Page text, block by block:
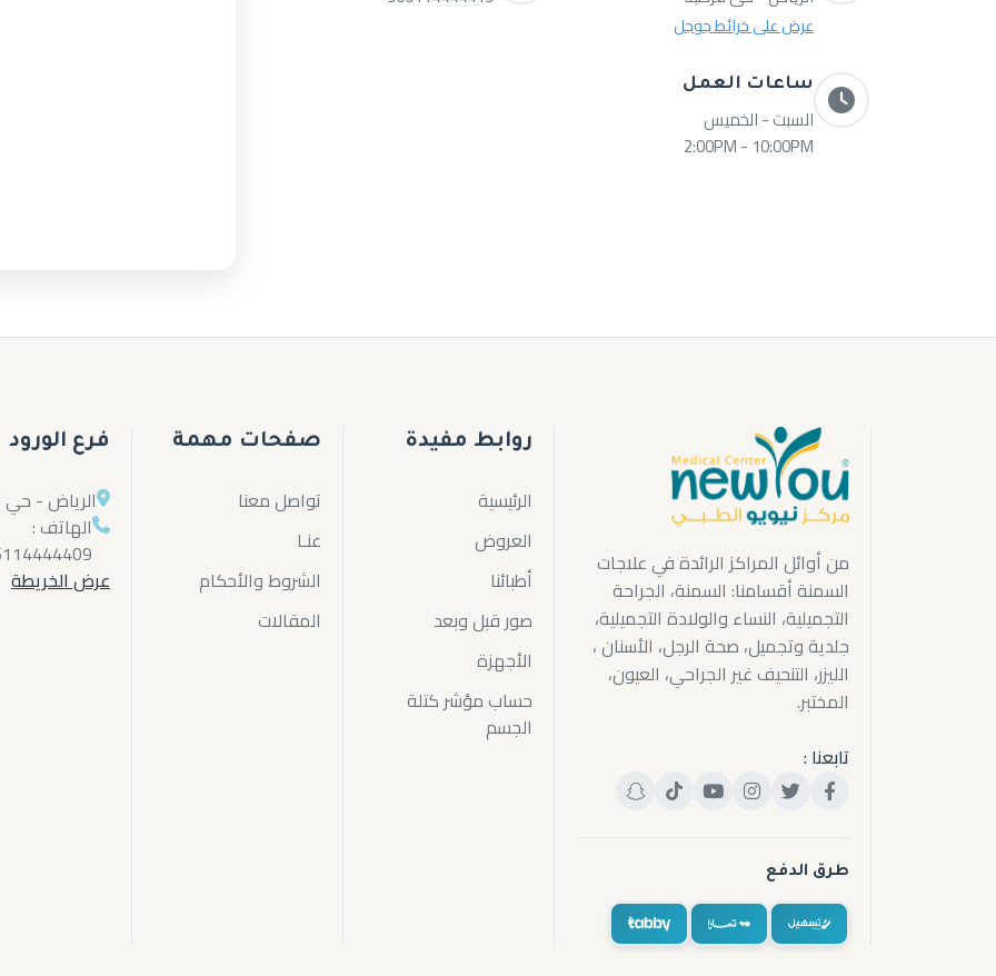
عرض على خرائط جوجل
ساعات العمل
السبت - الخميس
2:00PM - 10:00PM
من أوائل المراكز الرائدة في علاجات
السمنة أقسامنا: السمنة، الجراحة
التجميلية، النساء والولادة التجميلية،
جلدية وتجميل، صحة الرجل، الأسنان ،
الليزر، التنحيف غير الجراحي، العيون،
المختبر.
تابعنا :
طرق الدفع
روابط مفيدة
الرئيسية
العروض
أطبائنا
صور قبل وبعد
الأجهزة
حساب مؤشر كتلة
الجسم
صفحات مهمة
تواصل معنا
عنـا
الشروط والأحكام
المقالات
فرع الورود
الرياض - حي
الهاتف :
عرض الخريطة